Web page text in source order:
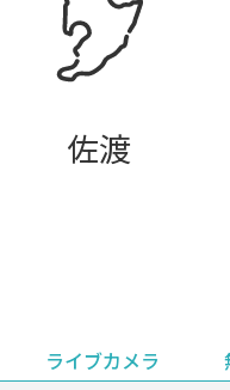
佐渡
ライブカメラ